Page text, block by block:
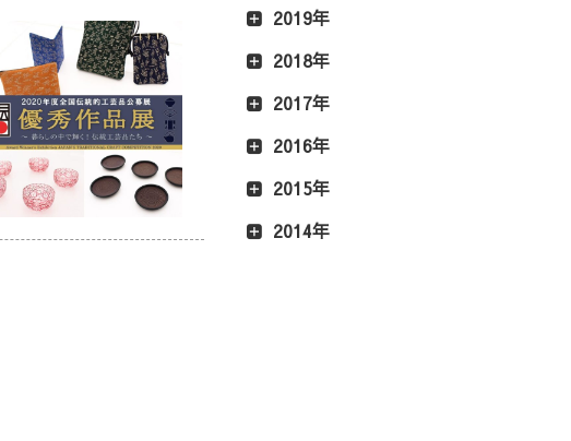
2019年
2018年
2017年
2016年
2015年
2014年